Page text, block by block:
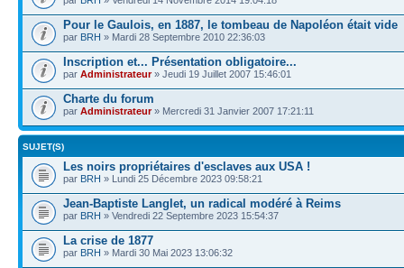
Pour le Gaulois, en 1887, le tombeau de Napoléon était vide
par BRH » Mardi 28 Septembre 2010 22:36:03
Inscription et... Présentation obligatoire...
par Administrateur» Jeudi 19 Juillet 2007 15:46:01
Charte du forum
par Administrateur» Mercredi 31 Janvier 2007 17:21:11
SUJET(S)
Les noirs propriétaires d'esclaves aux USA !
par BRH » Lundi 25 Décembre 2023 09:58:21
Jean-Baptiste Langlet, un radical modéré à Reims
par BRH » Vendredi 22 Septembre 2023 15:54:37
La crise de 1877
par BRH » Mardi 30 Mai 2023 13:06:32